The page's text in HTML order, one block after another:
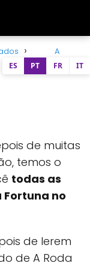
A
de muitas
temos o
todas as
Fortuna no
de lerem
de A Roda
ES PT FR IT